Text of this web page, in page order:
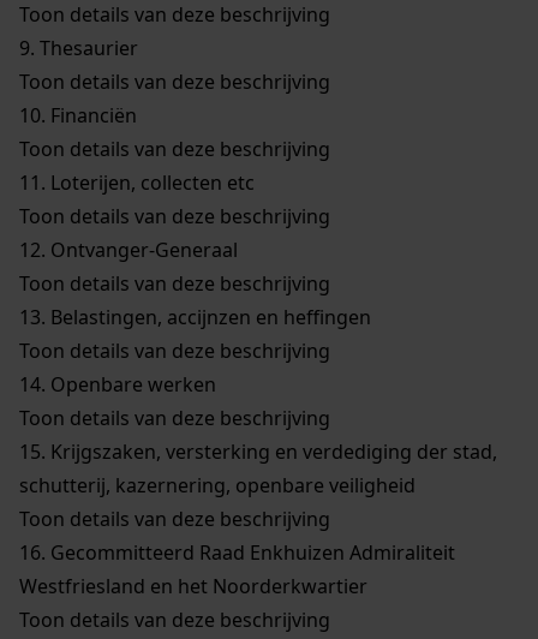
Toon details van deze beschrijving
9. Thesaurier
Toon details van deze beschrijving
10. Financiën
Toon details van deze beschrijving
11. Loterijen, collecten etc
Toon details van deze beschrijving
12. Ontvanger-Generaal
Toon details van deze beschrijving
13. Belastingen, accijnzen en heffingen
Toon details van deze beschrijving
14. Openbare werken
Toon details van deze beschrijving
15. Krijgszaken, versterking en verdediging der stad,
schutterij, kazernering, openbare veiligheid
Toon details van deze beschrijving
16. Gecommitteerd Raad Enkhuizen Admiraliteit
Westfriesland en het Noorderkwartier
Toon details van deze beschrijving